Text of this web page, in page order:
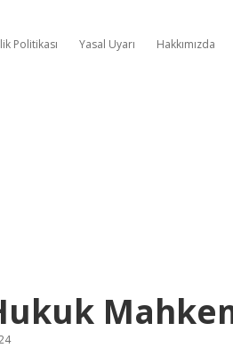
Politikası Yasal Uyarı Hakkımızda